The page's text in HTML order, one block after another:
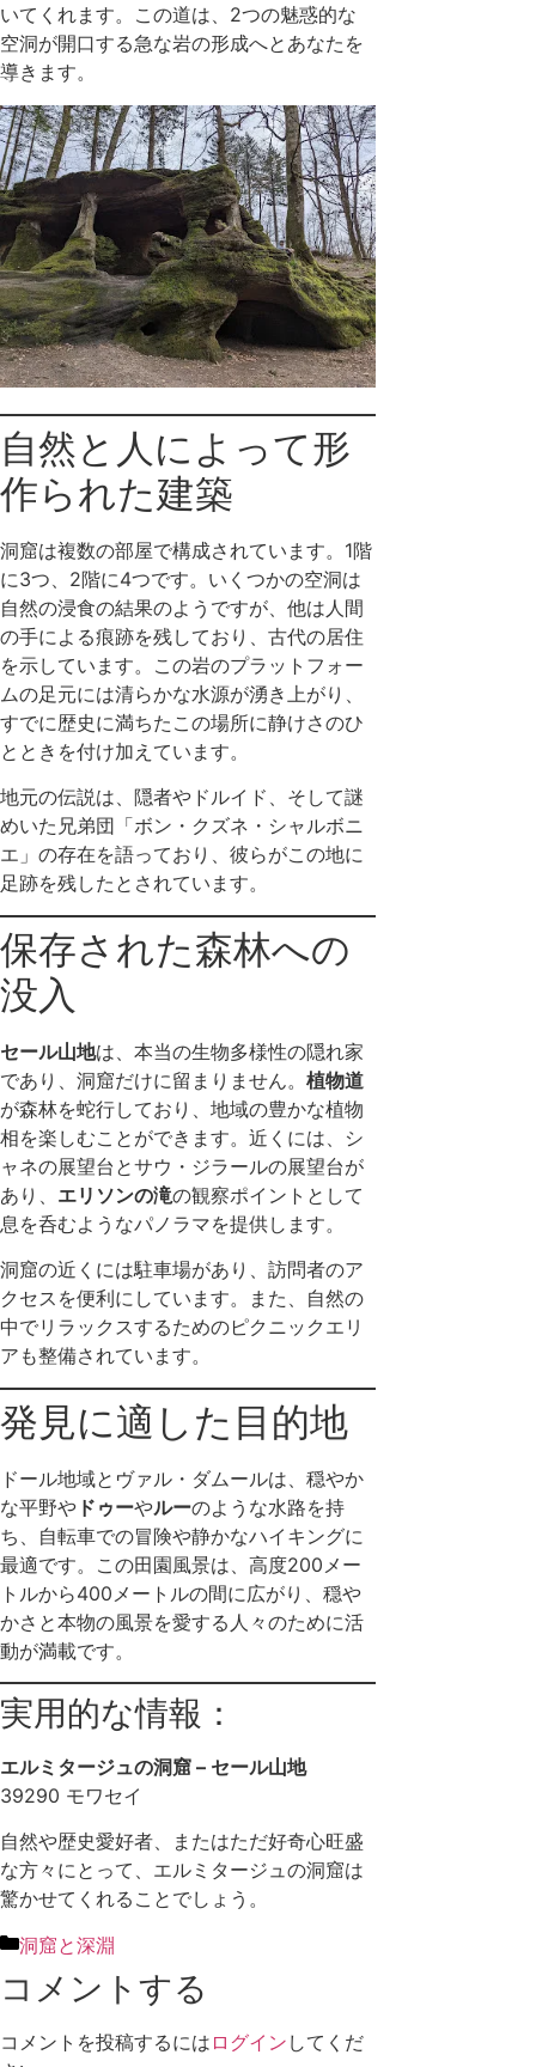
いてくれます。この道は、2つの魅惑的な
空洞が開口する急な岩の形成へとあなたを
導きます。
自然と人によって形
作られた建築
洞窟は複数の部屋で構成されています。1階
に3つ、2階に4つです。いくつかの空洞は
自然の浸食の結果のようですが、他は人間
の手による痕跡を残しており、古代の居住
を示しています。この岩のプラットフォー
ムの足元には清らかな水源が湧き上がり、
すでに歴史に満ちたこの場所に静けさのひ
とときを付け加えています。
地元の伝説は、隠者やドルイド、そして謎
めいた兄弟団「ボン・クズネ・シャルボニ
エ」の存在を語っており、彼らがこの地に
足跡を残したとされています。
保存された森林への
没入
セール山地は、本当の生物多様性の隠れ家
であり、洞窟だけに留まりません。 植物道
が森林を蛇行しており、地域の豊かな植物
相を楽しむことができます。近くには、シ
ャネの展望台とサウ・ジラールの展望台が
あり、 エリソンの滝の観察ポイントとして
息を呑むようなパノラマを提供します。
洞窟の近くには駐車場があり、訪問者のア
クセスを便利にしています。また、自然の
中でリラックスするためのピクニックエリ
アも整備されています。
発見に適した目的地
ドール地域とヴァル・ダムールは、穏やか
な平野や ドゥーやルーのような水路を持
ち、自転車での冒険や静かなハイキングに
最適です。この田園風景は、高度200メー
トルから400メートルの間に広がり、穏や
かさと本物の風景を愛する人々のために活
動が満載です。
実用的な情報：
エルミタージュの洞窟 – セール山地
39290 モワセイ
自然や歴史愛好者、またはただ好奇心旺盛
な方々にとって、エルミタージュの洞窟は
驚かせてくれることでしょう。
洞窟と深淵
コメントする
コメントを投稿するには ログイン してくだ